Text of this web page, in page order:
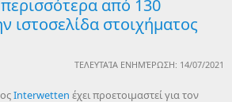
από 130
ιστοσελίδα στοιχήματος
ΤΕΛΕΥΤΑΊΑ ΕΝΗΜΈΡΩΣΗ: 14/07/2021
Interwetten έχει προετοιμαστεί για τον